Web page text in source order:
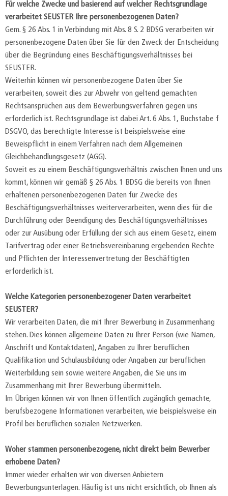
Für welche Zwecke und basierend auf welcher Rechtsgrundlage
verarbeitet SEUSTER Ihre personenbezogenen Daten?
Gem. § 26 Abs. 1 in Verbindung mit Abs. 8 S. 2 BDSG verarbeiten wir
personenbezogene Daten über Sie für den Zweck der Entscheidung
über die Begründung eines Beschäftigungsverhältnisses bei
SEUSTER.
Weiterhin können wir personenbezogene Daten über Sie
verarbeiten, soweit dies zur Abwehr von geltend gemachten
Rechtsansprüchen aus dem Bewerbungsverfahren gegen uns
erforderlich ist. Rechtsgrundlage ist dabei Art. 6 Abs. 1, Buchstabe f
DSGVO, das berechtigte Interesse ist beispielsweise eine
Beweispflicht in einem Verfahren nach dem Allgemeinen
Gleichbehandlungsgesetz (AGG).
Soweit es zu einem Beschäftigungsverhältnis zwischen Ihnen und uns
kommt, können wir gemäß § 26 Abs. 1 BDSG die bereits von Ihnen
erhaltenen personenbezogenen Daten für Zwecke des
Beschäftigungsverhältnisses weiterverarbeiten, wenn dies für die
Durchführung oder Beendigung des Beschäftigungsverhältnisses
oder zur Ausübung oder Erfüllung der sich aus einem Gesetz, einem
Tarifvertrag oder einer Betriebsvereinbarung ergebenden Rechte
und Pflichten der Interessenvertretung der Beschäftigten
erforderlich ist.
Welche Kategorien personenbezogener Daten verarbeitet
SEUSTER?
Wir verarbeiten Daten, die mit Ihrer Bewerbung in Zusammenhang
stehen. Dies können allgemeine Daten zu Ihrer Person (wie Namen,
Anschrift und Kontaktdaten), Angaben zu Ihrer beruflichen
Qualifikation und Schulausbildung oder Angaben zur beruflichen
Weiterbildung sein sowie weitere Angaben, die Sie uns im
Zusammenhang mit Ihrer Bewerbung übermitteln.
Im Übrigen können wir von Ihnen öffentlich zugänglich gemachte,
berufsbezogene Informationen verarbeiten, wie beispielsweise ein
Profil bei beruflichen sozialen Netzwerken.
Woher stammen personenbezogene, nicht direkt beim Bewerber
erhobene Daten?
Immer wieder erhalten wir von diversen Anbietern
Bewerbungsunterlagen. Häufig ist uns nicht ersichtlich, ob Ihnen als